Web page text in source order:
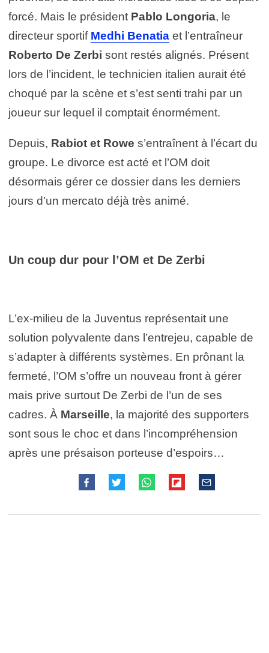
forcé. Mais le président Pablo Longoria, le
directeur sportif Medhi Benatia et l’entraîneur
Roberto De Zerbi sont restés alignés. Présent
lors de l’incident, le technicien italien aurait été
choqué par la scène et s’est senti trahi par un
joueur sur lequel il comptait énormément.
Depuis, Rabiot et Rowe s’entraînent à l’écart du
groupe. Le divorce est acté et l’OM doit
désormais gérer ce dossier dans les derniers
jours d’un mercato déjà très animé.
Un coup dur pour l’OM et De Zerbi
L’ex-milieu de la Juventus représentait une
solution polyvalente dans l’entrejeu, capable de
s’adapter à différents systèmes. En prônant la
fermeté, l’OM s’offre un nouveau front à gérer
mais prive surtout De Zerbi de l’un de ses
cadres. À Marseille, la majorité des supporters
sont sous le choc et dans l’incompréhension
après une présaison porteuse d’espoirs…